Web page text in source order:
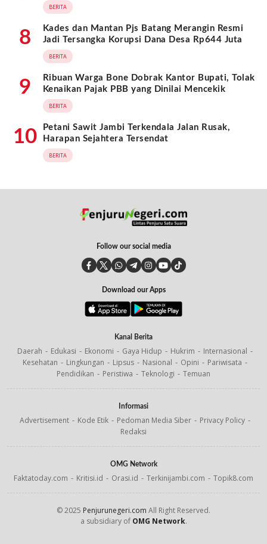
BERITA
8
Kades dan Mantan Pjs Batang Merangin Resmi
Jadi Tersangka Korupsi Dana Desa Rp644 Juta
BERITA
9
Ribuan Warga Bone Dobrak Kantor Bupati, Tolak
Kenaikan Pajak PBB yang Dinilai Mencekik
BERITA
10
Petani Sawit Jambi Terkendala Jalan Rusak,
Harapan Sejahtera Tersendat
BERITA
Follow our social media
Download our Apps
Kanal Berita
Daerah Edukasi Ekonomi Gaya Hidup Hukrim
Internasional
Kesehatan
Lingkungan Lipsus Nasional Opini
Pariwisata
Pendidikan
Peristiwa Teknologi Temuan
Informasi
Advertisement Kode Etik Pedoman Media Siber
Privacy Policy
Redaksi
OMG Network
Faktatoday.com Kritisi.id Orasi.id Terkinijambi.com Topik8.com
© 2025 Penjurunegeri.com All Right Reserved.
a subsidiary of OMG Network.